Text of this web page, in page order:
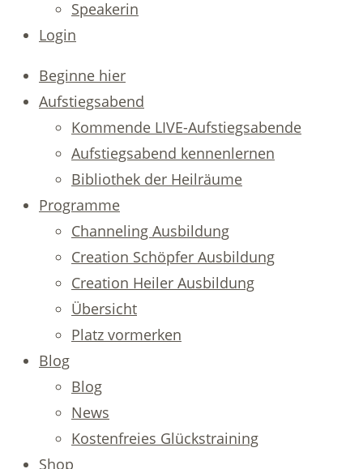
Speakerin
Login
Beginne hier
Aufstiegsabend
Kommende LIVE-Aufstiegsabende
Aufstiegsabend kennenlernen
Bibliothek der Heilräume
Programme
Channeling Ausbildung
Creation Schöpfer Ausbildung
Creation Heiler Ausbildung
Übersicht
Platz vormerken
Blog
Blog
News
Kostenfreies Glückstraining
Shop